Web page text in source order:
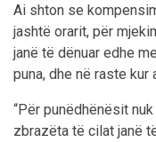
Ai shton se
jashtë orarit, për
janë të dënuar edhe
puna, dhe në raste kur
“Për punëdhënësit
zbrazëta të cilat janë